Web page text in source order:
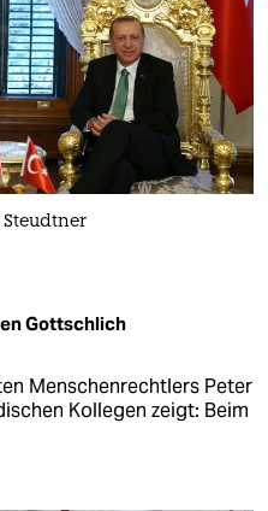
Gottschlich
Menschenrechtlers Peter
Kollegen zeigt: Beim